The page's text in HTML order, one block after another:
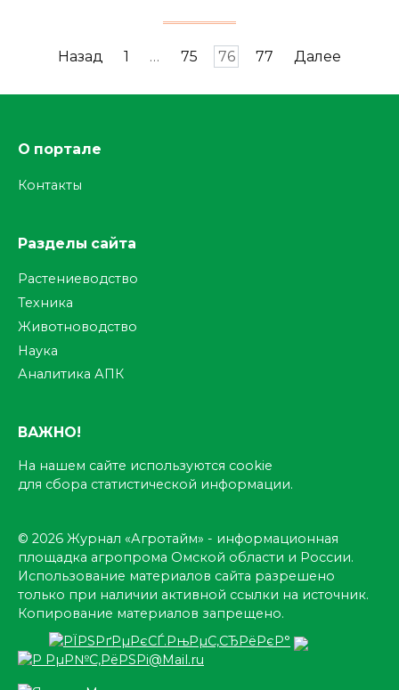
Пагинация
Назад 1 … 75 76 77 Далее
О портале
Контакты
Разделы сайта
Растениеводство
Техника
Животноводство
Наука
Аналитика АПК
ВАЖНО!
На нашем сайте используются cookie
для сбора статистической информации.
© 2026 Журнал «Агротайм» - информационная
площадка агропрома Омской области и России.
Использование материалов сайта разрешено
только при наличии активной ссылки на источник.
Копирование материалов запрещено.